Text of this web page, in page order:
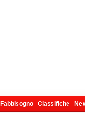
Fabbisogno Classifiche